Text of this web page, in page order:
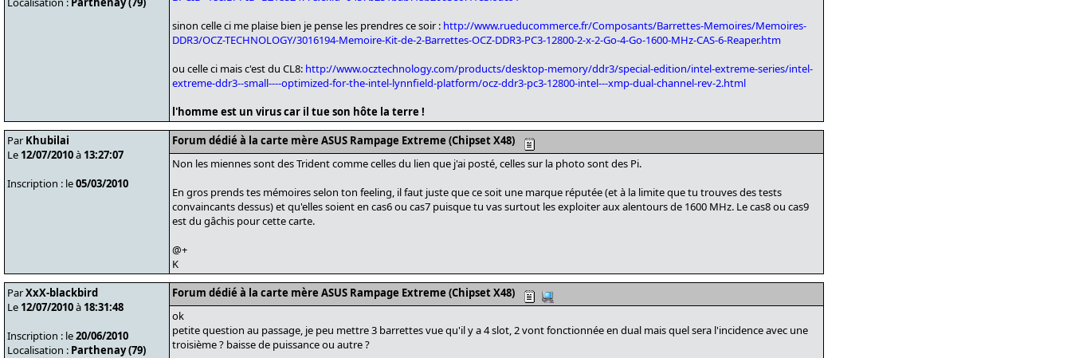
sinon celle ci me plaise bien je pense les prendres ce soir : http://www.rueducommerce.fr/Composants/Barrettes-Memoires/Memoires-
DDR3/OCZ-TECHNOLOGY/3016194-Memoire-Kit-de-2-Barrettes-OCZ-DDR3-PC3-12800-2-x-2-Go-4-Go-1600-MHz-CAS-6-Reaper.htm
ou celle ci mais c'est du CL8: http://www.ocztechnology.com/products/desktop-memory/ddr3/special-edition/intel-extreme-series/intel-
extreme-ddr3--small----optimized-for-the-intel-lynnfield-platform/ocz-ddr3-pc3-12800-intel---xmp-dual-channel-rev-2.html
l'homme est un virus car il tue son hôte la terre !
Par Khubilai
Le 12/07/2010à 13:27:07
Inscription : le05/03/2010
Forum dédié à la carte mère ASUS Rampage Extreme (Chipset X48)
Non les miennes sont des Trident comme celles du lien que j'ai posté, celles sur la photo sont des Pi.
En gros prends tes mémoires selon ton feeling, il faut juste que ce soit une marque réputée (et à la limite que tu trouves des tests
convaincants dessus) et qu'elles soient en cas6 ou cas7 puisque tu vas surtout les exploiter aux alentours de 1600 MHz. Le cas8 ou cas9
est du gâchis pour cette carte.
@+
K
ParXxX-blackbird
Le 12/07/2010à 18:31:48
Inscription : le20/06/2010
Localisation : Parthenay (79)
Forum dédié à la carte mère ASUS Rampage Extreme (Chipset X48)
ok
petite question au passage, je peu mettre 3 barrettes vue qu'il y a 4 slot, 2 vont fonctionnée en dual mais quel sera l'incidence avec une
troisième ? baisse de puissance ou autre ?